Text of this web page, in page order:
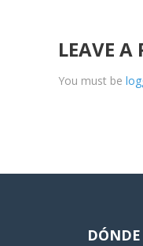
LEAVE A
You must be